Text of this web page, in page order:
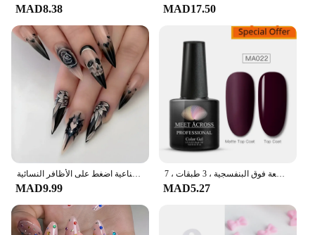
MAD8.38 MAD17.50
أظافر صناعية برأس مدبب لوزية مقاومة للماء يمكن ارتداؤها، غطاء كامل للأظافر الصناعية اضغط على الأظافر النسائية
MAD9.99
طلاء أظافر جل حراري ، تغيير درجة الحرارة ، رمادي ، شبه دائم ، فن نقع الأظافر ، طلاء بالأشعة فوق البنفسجية ، 3 طبقات ، 7
MAD5.27